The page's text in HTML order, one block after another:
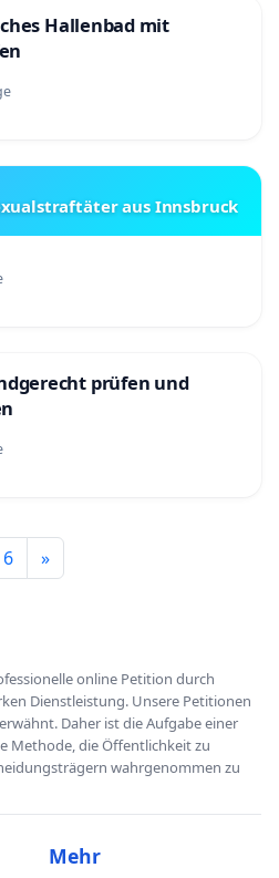
Hallenbad mit
aus Innsbruck
prüfen und
6 »
online Petition durch
Dienstleistung. Unsere Petitionen
Daher ist die Aufgabe einer
Methode, die Öffentlichkeit zu
wahrgenommen zu
Mehr